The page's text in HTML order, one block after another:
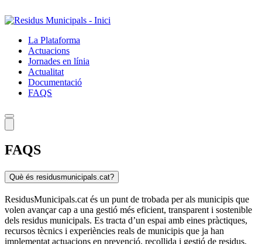
al
principalLa Plataforma
Actuacions
Jornades en línia
Actualitat
Documentació
FAQS
FAQS
Què és residusmunicipals.cat?
ResidusMunicipals.cat és un punt de trobada per als municipis que
volen avançar cap a una gestió més eficient, transparent i sostenible
dels residus municipals. Es tracta d’un espai amb eines pràctiques,
recursos tècnics i experiències reals de municipis que ja han
implementat actuacions en prevenció, recollida i gestió de residus.